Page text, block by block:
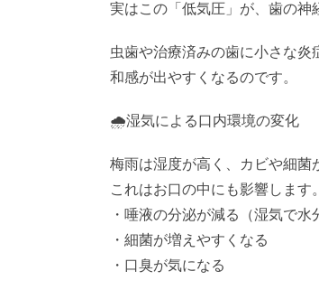
実はこの「低気圧」が、歯の神
虫歯や治療済みの歯に小さな
和感が出やすくなるのです。
🌧湿気による口内環境の変化
梅雨は湿度が高く、カビや細菌
これはお口の中にも影響します。
・唾液の分泌が減る（湿気で水
・細菌が増えやすくなる
・口臭が気になる